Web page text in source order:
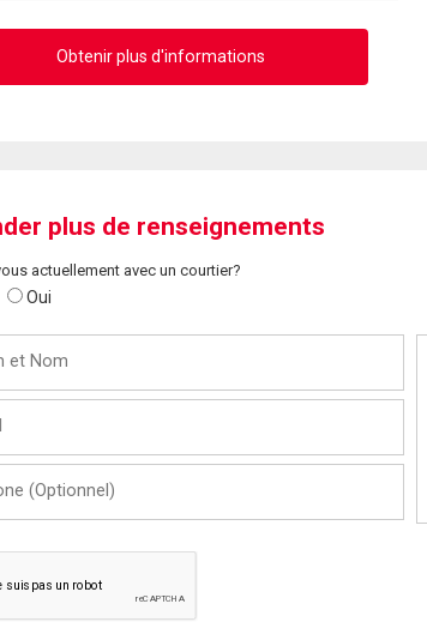
Obtenir plus d'informations
plus de renseignements
actuellement avec un courtier?
Oui